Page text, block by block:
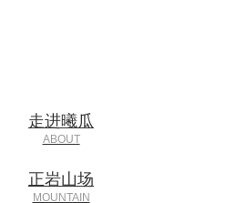
走进曦瓜
正岩山场